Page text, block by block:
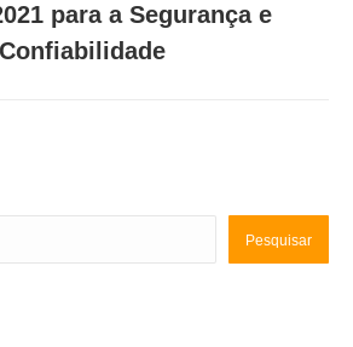
post:
para a Segurança e
Confiabilidade
Pesquisar